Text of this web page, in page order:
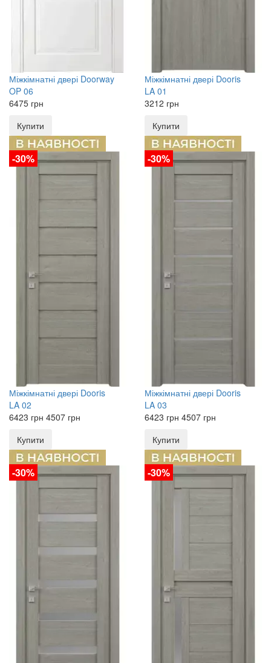
Міжкімнатні двері Doorway
OP 06
6475 грн
Купити
Міжкімнатні двері Dooris
LA 01
3212 грн
Купити
-30%
Міжкімнатні двері Dooris
LA 02
6423 грн 4507 грн
Купити
-30%
Міжкімнатні двері Dooris
LA 03
6423 грн 4507 грн
Купити
-30% -30%